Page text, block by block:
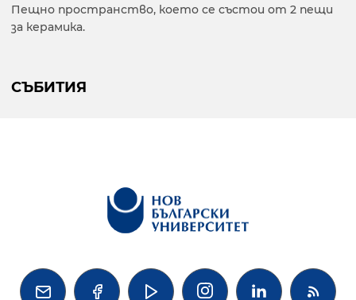
Пещно пространство, което се състои от 2 пещи
за керамика.
СЪБИТИЯ
   